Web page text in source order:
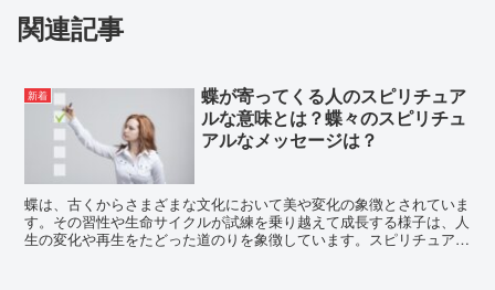
関連記事
新着
蝶が寄ってくる人のスピリチュア
ルな意味とは？蝶々のスピリチュ
アルなメッセージは？
蝶は、古くからさまざまな文化において美や変化の象徴とされていま
す。その習性や生命サイクルが試練を乗り越えて成長する様子は、人
生の変化や再生をたどった道のりを象徴しています。スピリチュアル